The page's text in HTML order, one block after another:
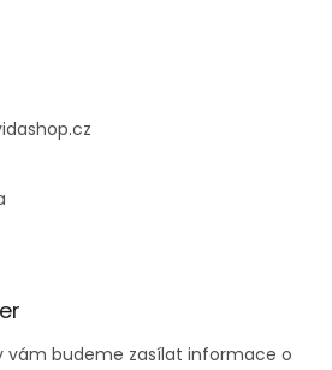
vám budeme zasílat informace o